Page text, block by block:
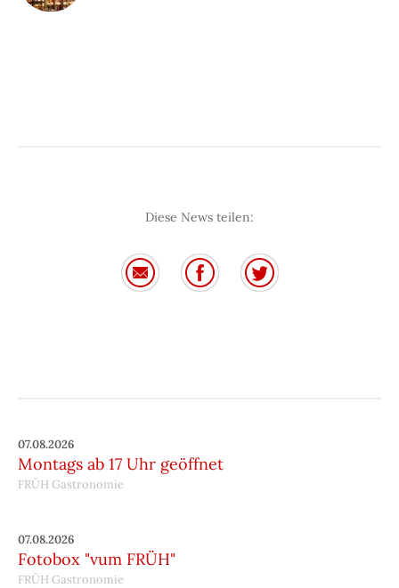
Diese News teilen:
07.08.2026
Montags ab 17 Uhr geöffnet
FRÜH Gastronomie
07.08.2026
Fotobox "vum FRÜH"
FRÜH Gastronomie